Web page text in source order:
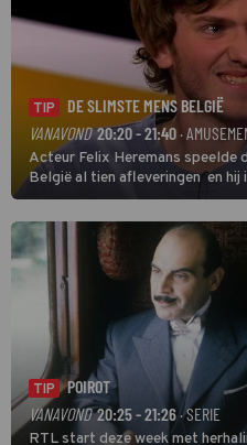
TIP
DE SLIMSTE MENS BELGIË
VANAVOND 20:20 - 21:40·
Acteur Felix Heremans speelde
België al tien afleveringen en
deze seizoensfinale. En er is
Soundos El Ahmadi neemt
TIP
POIROT
VANAVOND 20:25 - 21:26 · SERIE
RTL start deze week met